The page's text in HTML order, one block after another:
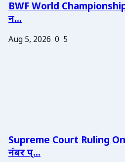
BWF World
न...
Aug 5, 2026 0 5
Supreme Court Ruling
नंबर प्...